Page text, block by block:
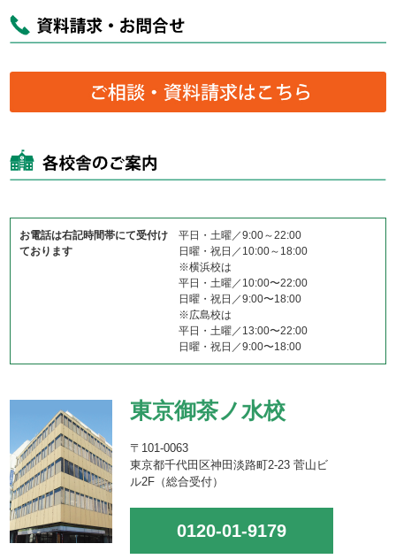
お電話は右記時間帯にて受付け
ております
平日・土曜／9:00～22:00
日曜・祝日／10:00～18:00
※横浜校は
平日・土曜／10:00〜22:00
日曜・祝日／9:00〜18:00
※広島校は
平日・土曜／13:00〜22:00
日曜・祝日／9:00〜18:00
東京御茶ノ水校
〒101-0063
東京都千代田区神田淡路町2-23 菅山ビ
ル2F（総合受付）
0120-01-9179